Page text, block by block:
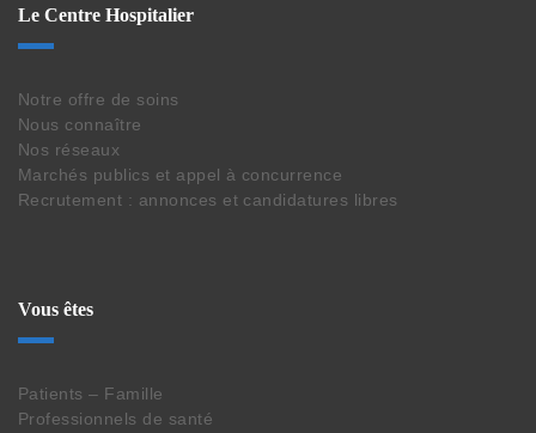
Le Centre Hospitalier
Notre offre de soins
Nous connaître
Nos réseaux
Marchés publics et appel à concurrence
Recrutement : annonces et candidatures libres
Vous êtes
Patients – Famille
Professionnels de santé